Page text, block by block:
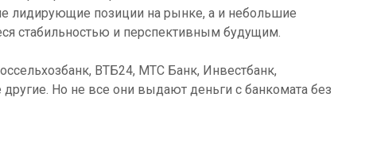
лидирующие позиции на рынке, а и небольшие
стабильностью и перспективным будущим.
ВТБ24, МТС Банк, Инвестбанк,
Но не все они выдают деньги с банкомата без